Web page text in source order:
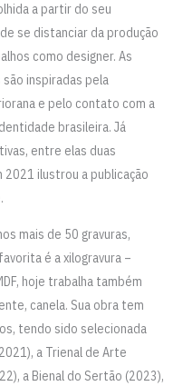
a partir do seu
se distanciar da produção
como designer. As
inspiradas pela
e pelo contato com a
brasileira. Já
entre elas duas
2021 ilustrou a publicação
mais de 50 gravuras,
é a xilogravura –
hoje trabalha também
canela. Sua obra tem
tendo sido selecionada
a Trienal de Arte
a Bienal do Sertão (2023),